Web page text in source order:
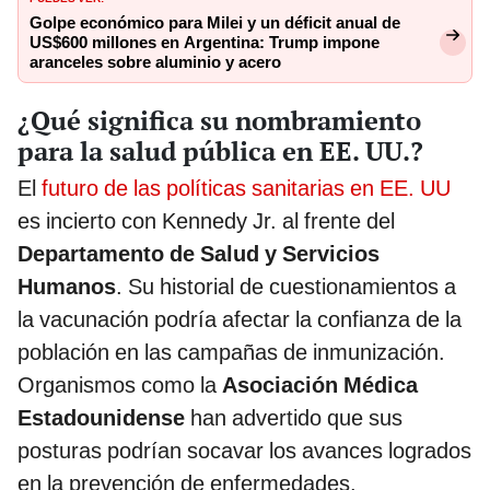
Golpe económico para Milei y un déficit anual de
US$600 millones en Argentina: Trump impone
aranceles sobre aluminio y acero
¿Qué significa su nombramiento
para la salud pública en EE. UU.?
El futuro de las políticas sanitarias en EE. UU
es incierto con Kennedy Jr. al frente del
Departamento de Salud y Servicios
Humanos. Su historial de cuestionamientos a
la vacunación podría afectar la confianza de la
población en las campañas de inmunización.
Organismos como laAsociación Médica
Estadounidense han advertido que sus
posturas podrían socavar los avances logrados
en la prevención de enfermedades.